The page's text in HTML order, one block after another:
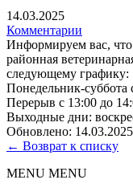
14.03.2025
Комментарии
Информируем вас, что
районная
следующему графику:
Понедельник-суббота
Перерыв с 13:00 до
Выходные дни:
Обновлено: 14.03.2025
← Возврат к списку
MENU MENU